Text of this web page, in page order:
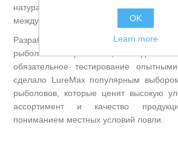
Товары для
натуральных аттрактантов. Все
международным стандартам
Разработка приманок ведётся с
рыболовов-спортсменов, а каждая
обязательное тестирование
сделало LureMax популярным
рыболовов, которые ценят высокую
ассортимент и качество
пониманием местных условий ловли.
OK
Learn more